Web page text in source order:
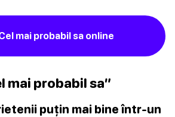
mai probabil sa online
mai probabil sa”
puțin mai bine într-un